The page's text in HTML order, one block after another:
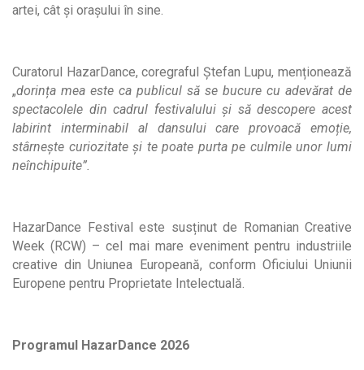
artei, cât și orașului în sine.
Curatorul HazarDance, coregraful Ștefan Lupu, menționează
„dorința mea este ca publicul să se bucure cu adevărat de
spectacolele din cadrul festivalului și să descopere acest
labirint interminabil al dansului care provoacă emoție,
stârnește curiozitate și te poate purta pe culmile unor lumi
neînchipuite”.
HazarDance Festival este susținut de Romanian Creative
Week (RCW) – cel mai mare eveniment pentru industriile
creative din Uniunea Europeană, conform Oficiului Uniunii
Europene pentru Proprietate Intelectuală.
Programul HazarDance 2026